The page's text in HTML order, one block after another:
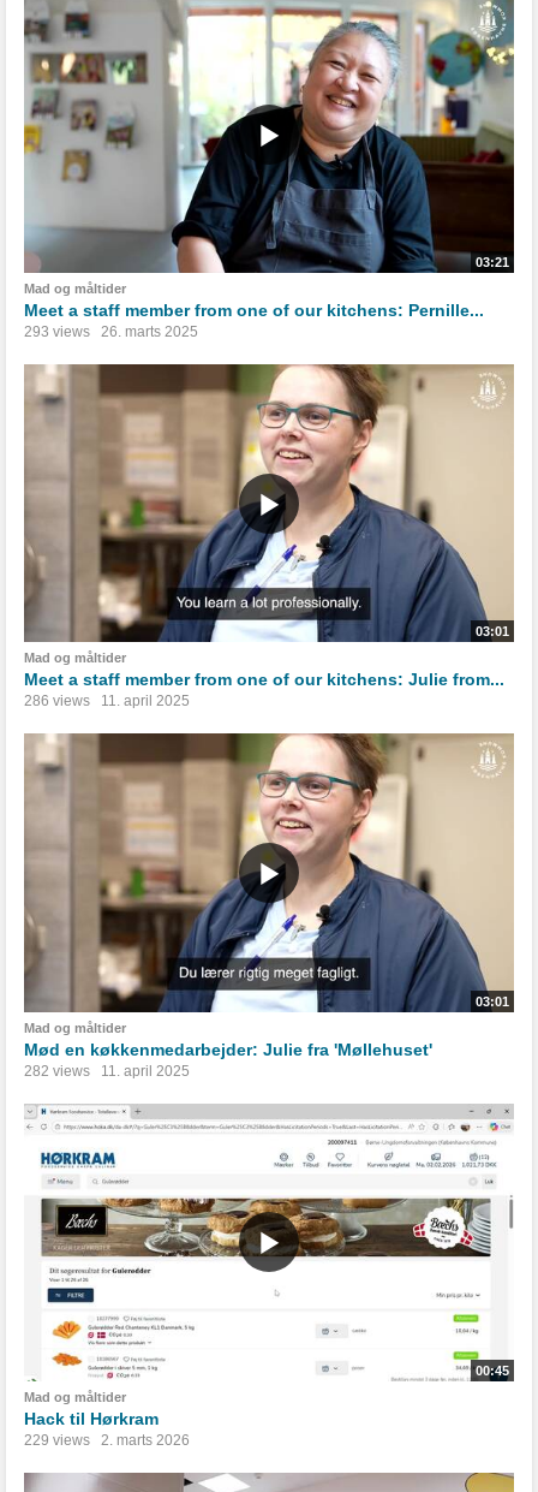
03:21
Mad og måltider
Meet a staff member from one of our kitchens: Pernille...
293 views 26. marts 2025
03:01
Mad og måltider
Meet a staff member from one of our kitchens: Julie from...
286 views 11. april 2025
03:01
Mad og måltider
Mød en køkkenmedarbejder: Julie fra 'Møllehuset'
282 views 11. april 2025
00:45
Mad og måltider
Hack til Hørkram
229 views 2. marts 2026